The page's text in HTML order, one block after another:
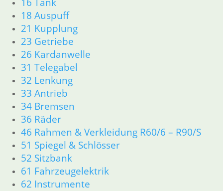
18 Auspuff
21 Kupplung
23 Getriebe
26 Kardanwelle
31 Telegabel
32 Lenkung
33 Antrieb
34 Bremsen
36 Räder
46 Rahmen & Verkleidung R60/6 – R90/S
51 Spiegel & Schlösser
52 Sitzbank
61 Fahrzeugelektrik
62 Instrumente
21 Kupplung
23 Getriebe
26 Kardanwelle
31 Telegabel
32 Lenkung
33 Antrieb
34 Bremsen
36 Räder
46 Rahmen & Verkleidung
51 Spiegel & Schlösser
61 Fahrzeugelektrik
62 Instrumente
63 Scheinwerfer
R50/5 – R75/5
11 Motor
Dichtungen